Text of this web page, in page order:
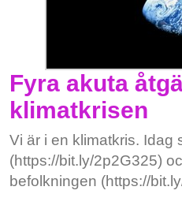
Fyra akuta
klimatkrisen
Vi är i en klimatkris. Idag
(https://bit.ly/2p2G325)
befolkningen (https://